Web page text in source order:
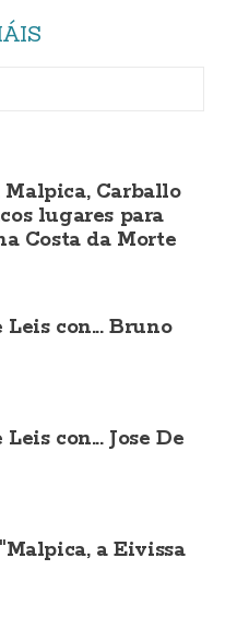
Malpica, Carballo
lugares para
Costa da Morte
con... Bruno
con... Jose De
a Eivissa